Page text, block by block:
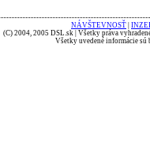
NÁVŠTEVNOSŤ
(C) 2004, 2005 DSL.sk | Všetky práva
Všetky uvedené informácie sú